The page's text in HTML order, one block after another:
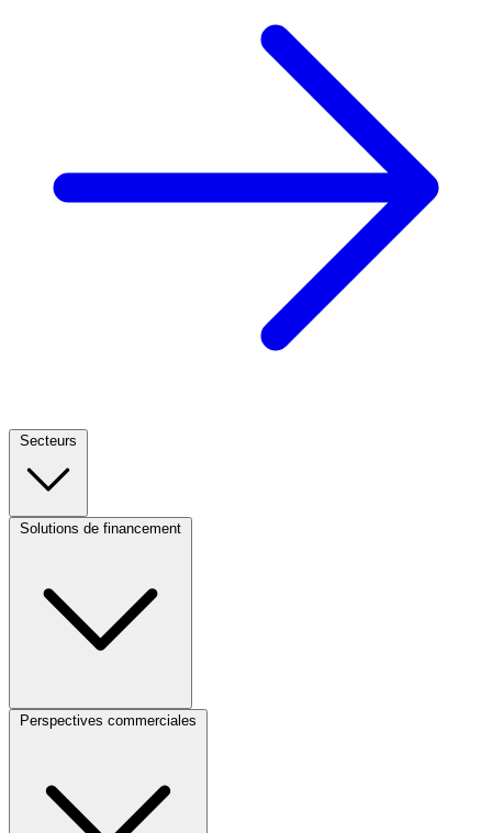
Footer
Column
1
Secteurs
Column
Solutions de financement
Perspectives commerciales